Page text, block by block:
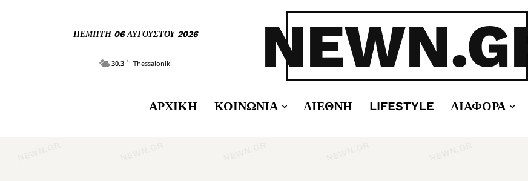
ΠΈΜΠΤΗ 06 ΑΥΓΟΎΣΤΟΥ 2026
30.3 C Thessaloniki
ΑΡΧΙΚΉ ΚΟΙΝΩΝΊΑ ΔΙΕΘΝΉ LIFESTYLE ΔΙΆΦΟΡΑ